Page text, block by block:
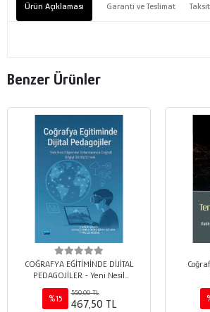
Ürün Açıklaması Garanti ve Teslimat
Benzer Ürünler
COĞRAFYA EĞİTİMİNDE DİJİTAL
PEDAGOJİLER - Yeni Nesil
Öğrenme Ortamlarında Coğrafi
Bilgiyi Dönüştürmek
%15
550,00 TL
467,50 TL